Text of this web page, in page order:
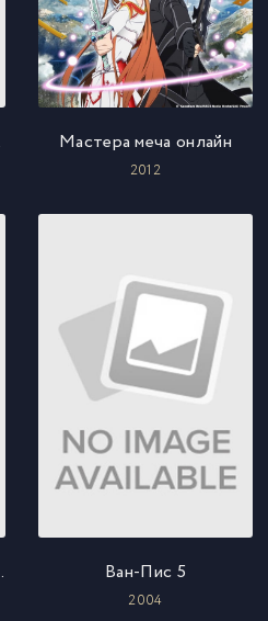
Мастера меча онлайн
2012
ночи Ван-Пис 5
2004